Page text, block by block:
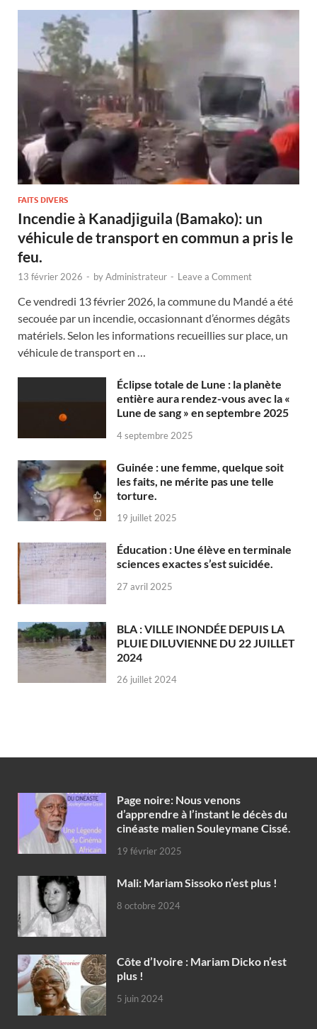
FAITS DIVERS
Incendie à Kanadjiguila (Bamako): un
véhicule de transport en commun a pris le
feu.
13 février 2026 - byAdministrateur - Leave a Comment
Ce vendredi 13 février 2026, la commune du Mandé a été
secouée par un incendie, occasionnant d’énormes dégâts
matériels. Selon les informations recueillies sur place, un
véhicule de transport en …
Éclipse totale de Lune : la planète
entière aura rendez-vous avec la «
Lune de sang » en septembre 2025
4 septembre 2025
Guinée : une femme, quelque soit
les faits, ne mérite pas une telle
torture.
19 juillet 2025
Éducation : Une élève en terminale
sciences exactes s’est suicidée.
27 avril 2025
BLA : VILLE INONDÉE DEPUIS LA
PLUIE DILUVIENNE DU 22 JUILLET
2024
26 juillet 2024
Page noire: Nous venons
d’apprendre à l’instant le décès du
cinéaste malien Souleymane Cissé.
19 février 2025
Mali: Mariam Sissoko n’est plus !
8 octobre 2024
Côte d’Ivoire : Mariam Dicko n’est
plus !
5 juin 2024